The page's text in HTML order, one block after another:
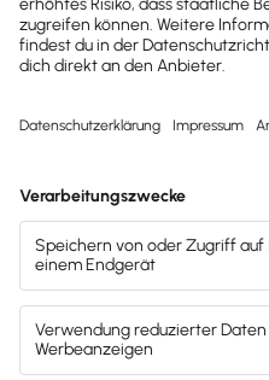
direkt für deine
und sparst beim
30 Tage
Kostenloser